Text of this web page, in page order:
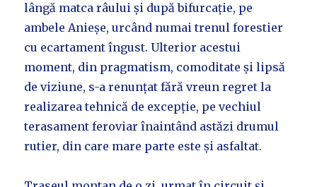
lângă matca râului și după bifurcație, pe
ambele Anieșe, urcând numai trenul forestier
cu ecartament îngust. Ulterior acestui
moment, din pragmatism, comoditate și lipsă
de viziune, s-a renunțat fără vreun regret la
realizarea tehnică de excepție, pe vechiul
terasament feroviar înaintând astăzi drumul
rutier, din care mare parte este și asfaltat.